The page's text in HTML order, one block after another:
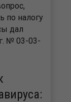
по налогу
дал
№ 03-03-